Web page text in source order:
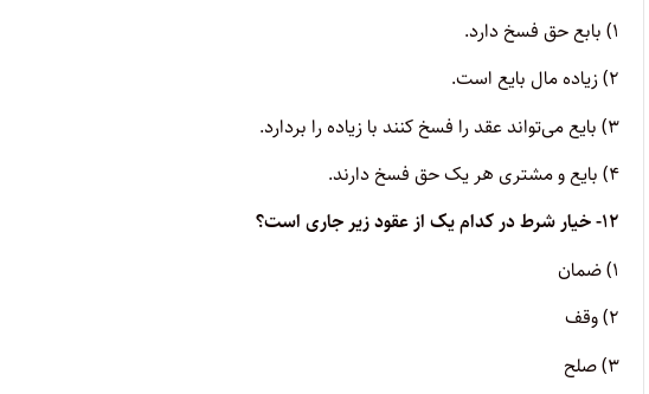
۱) بابع حق فسخ دارد.
۲) زیاده مال بایع است.
۳) بایع می‌تواند عقد را فسخ کنند با زیاده را بردارد.
۴) بایع و مشتری هر یک حق فسخ دارند.
۱۲- خیار شرط در کدام یک از عقود زیر جاری است؟
۱) ضمان
۲) وقف
۳) صلح